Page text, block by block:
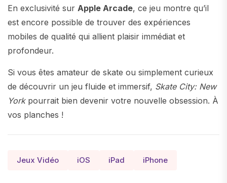
En exclusivité sur Apple Arcade, ce jeu montre qu’il
est encore possible de trouver des expériences
mobiles de qualité qui allient plaisir immédiat et
profondeur.
Si vous êtes amateur de skate ou simplement curieux
de découvrir un jeu fluide et immersif, Skate City: New
Yorkpourrait bien devenir votre nouvelle obsession. À
vos planches !
Jeux Vidéo iOS iPad iPhone